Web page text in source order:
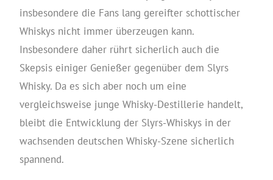
insbesondere die Fans lang gereifter schottischer
Whiskys nicht immer überzeugen kann.
Insbesondere daher rührt sicherlich auch die
Skepsis einiger Genießer gegenüber dem Slyrs
Whisky. Da es sich aber noch um eine
vergleichsweise junge Whisky-Destillerie handelt,
bleibt die Entwicklung der Slyrs-Whiskys in der
wachsenden deutschen Whisky-Szene sicherlich
spannend.